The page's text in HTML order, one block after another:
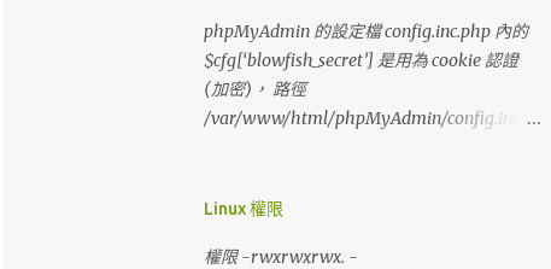
phpMyAdmin 的設定檔 config.inc.php 內的
$cfg[‘blowfish_secret’] 是用為 cookie 認證
(加密)， 路徑
/var/www/html/phpMyAdmin/config.inc.p
$cfg['blowfish_secret'] =
Linux 權限
權限 -rwxrwxrwx. -